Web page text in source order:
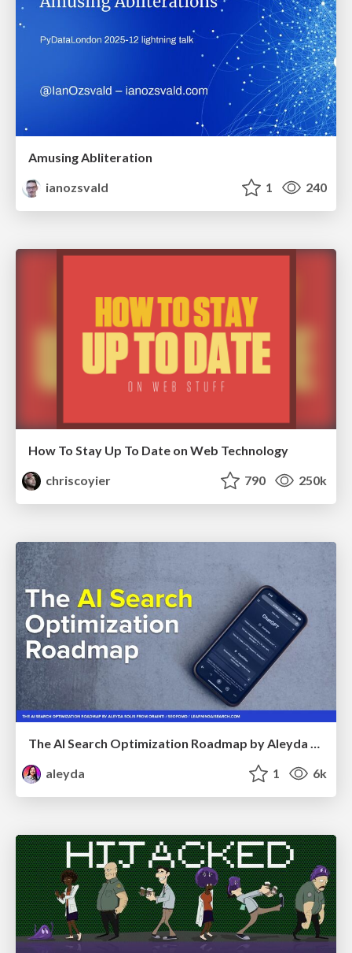
Amusing Abliteration
ianozsvald
1 240
How To Stay Up To Date on Web Technology
chriscoyier
790 250k
The AI Search Optimization Roadmap by Aleyda Solis
aleyda
1 6k